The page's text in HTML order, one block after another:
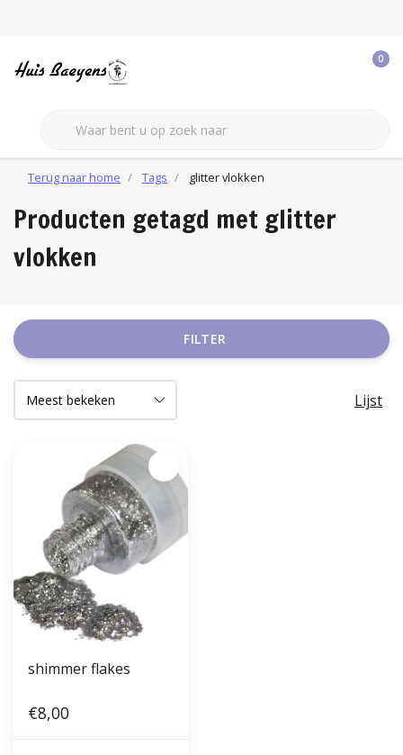
0
Terug naar home Tags glitter vlokken
Producten getagd met glitter
vlokken
FILTER
Lijst
shimmer flakes
€8,00